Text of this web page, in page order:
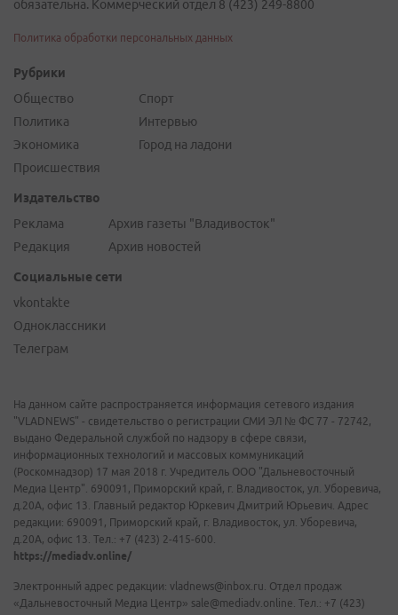
обязательна. Коммерческий отдел 8 (423) 249-8800
Политика обработки персональных данных
Рубрики
Общество
Политика
Экономика
Происшествия
Спорт
Интервью
Город на ладони
Издательство
Реклама
Редакция
Архив газеты "Владивосток"
Архив новостей
Социальные сети
vkontakte
Одноклассники
Телеграм
На данном сайте распространяется информация сетевого издания
"VLADNEWS" - свидетельство о регистрации СМИ ЭЛ № ФС 77 - 72742,
выдано Федеральной службой по надзору в сфере связи,
информационных технологий и массовых коммуникаций
(Роскомнадзор) 17 мая 2018 г. Учредитель ООО "Дальневосточный
Медиа Центр". 690091, Приморский край, г. Владивосток, ул. Уборевича,
д.20А, офис 13. Главный редактор Юркевич Дмитрий Юрьевич. Адрес
редакции: 690091, Приморский край, г. Владивосток, ул. Уборевича,
д.20А, офис 13. Тел.: +7 (423) 2-415-600.
https://mediadv.online/
Электронный адрес редакции: vladnews@inbox.ru. Отдел продаж
«Дальневосточный Медиа Центр» sale@mediadv.online. Тел.: +7 (423)